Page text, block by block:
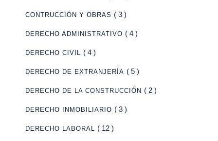
CONTRUCCIÓN Y OBRAS ( 3 )
DERECHO ADMINISTRATIVO ( 4 )
DERECHO CIVIL ( 4 )
DERECHO DE EXTRANJERÍA ( 5 )
DERECHO DE LA CONSTRUCCIÓN ( 2 )
DERECHO INMOBILIARIO ( 3 )
DERECHO LABORAL ( 12 )